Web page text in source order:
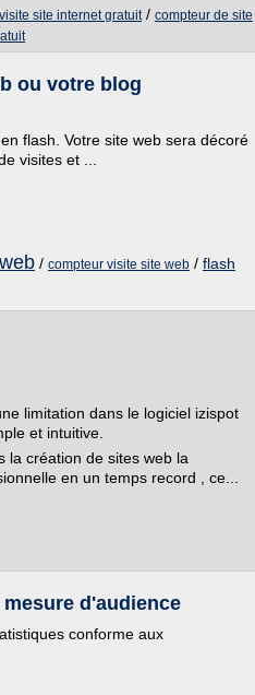
site internet gratuit/ compteur de site
ou votre blog
flash. Votre site web sera décoré
visites et ...
/ compteur visite site web / flash
limitation dans le logiciel izispot
et intuitive.
la création de sites web la
en un temps record , ce...
d'audience
conforme aux